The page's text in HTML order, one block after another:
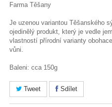
Farma Těšany
Je uzenou variantou Těšanského
ojedinělý produkt, který je vedle
vlastností přírodní varianty
vůni.
Baleni: cca 150g
Tweet Sdílet